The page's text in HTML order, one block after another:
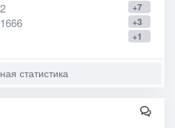
+7
+3
+1
статистика